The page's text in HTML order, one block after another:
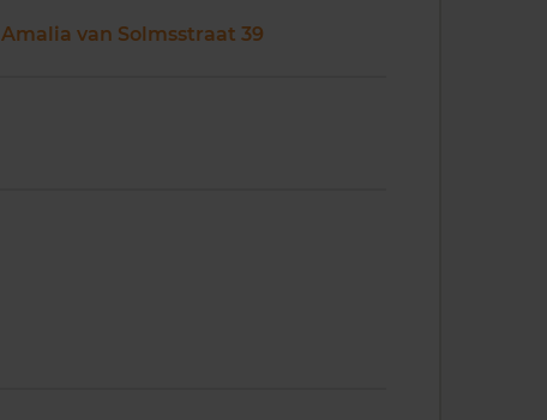
Amalia van Solmsstraat 39